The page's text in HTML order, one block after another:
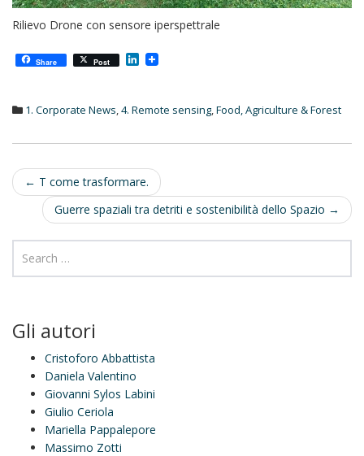
Rilievo Drone con sensore iperspettrale
Share Post L
e
1. Corporate News 4. Remote sensing Food, Agriculture & Forest
Post
navigation
← T come trasformare.
Guerre spaziali tra detriti e sostenibilità dello Spazio →
Gli autori
Cristoforo Abbattista
Daniela Valentino
Giovanni Sylos Labini
Giulio Ceriola
Mariella Pappalepore
Massimo Zotti